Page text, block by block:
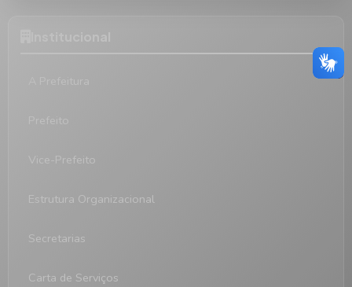
Vice-Prefeito
Estrutura Organizacional
Secretarias
Carta de Serviços